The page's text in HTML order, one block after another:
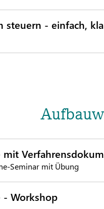
- einfach,
mit
Seminar mit Übung
- Workshop